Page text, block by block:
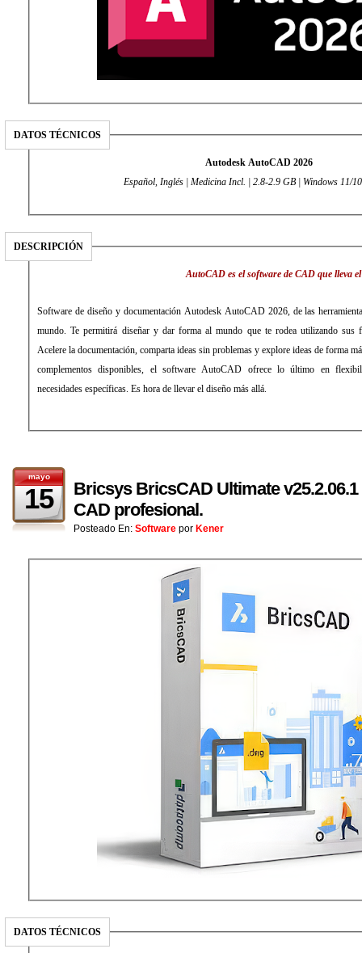
DATOS TÉCNICOS
Autodesk AutoCAD 2026
Español, Inglés | Medicina Incl. | 2.8-2.9 GB | Windows 11/
DESCRIPCIÓN
AutoCAD es el software de CAD que lleva
Software de diseño y documentación Autodesk AutoCAD 2026, de las
mundo. Te permitirá diseñar y dar forma al mundo que te rodea utilizando sus
Acelere la documentación, comparta ideas sin problemas y explore ideas de forma
complementos disponibles, el software AutoCAD ofrece lo último en
necesidades específicas. Es hora de llevar el diseño más allá.
mayo
15
Bricsys BricsCAD Ultimate
CAD profesional.
Posteado En: Software por Kener
DATOS TÉCNICOS